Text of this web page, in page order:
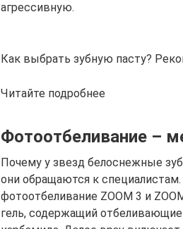
агрессивную.
Как выбрать зубную пасту?
Читайте подробнее
Фотоотбеливание –
Почему у звезд белоснежные
они обращаются к
фотоотбеливание ZOOM 3 и
гель, содержащий